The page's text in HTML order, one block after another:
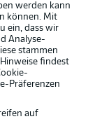
werden kann
können. Mit
ein, dass wir
Analyse-
stammen
findest
Präferenzen
auf